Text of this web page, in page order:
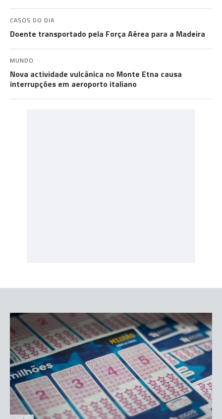
CASOS DO DIA
Doente transportado pela Força Aérea para a Madeira
MUNDO
Nova actividade vulcânica no Monte Etna causa
interrupções em aeroporto italiano